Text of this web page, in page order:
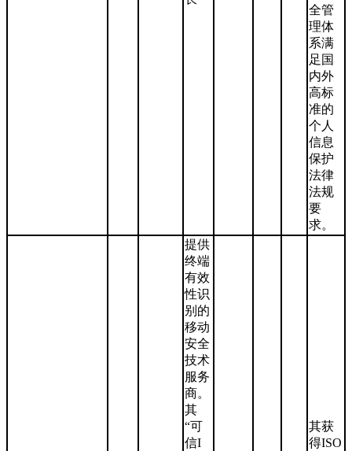
全管
理体
系满
足国
内外
高标
准的
个人
信息
保护
法律
法规
要
求。
提供
终端
有效
性识
别的
移动
安全
技术
服务
商。
其
“可
信I
其获
得ISO